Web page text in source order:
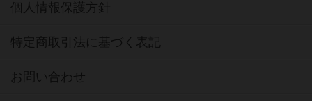
個人情報保護方針
特定商取引法に基づく表記
お問い合わせ